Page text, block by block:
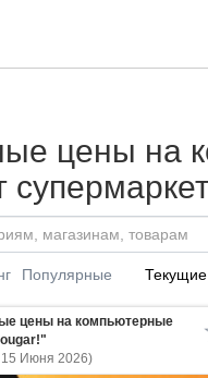
цены на
Популярные Текущие
цены на компьютерные
Июня 2026)